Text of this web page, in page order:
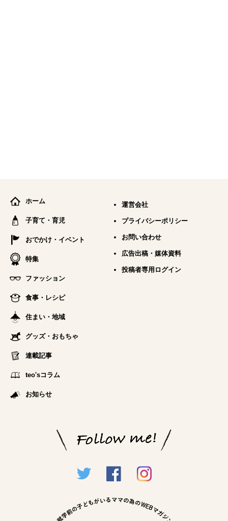
ホーム
子育て・育児
おでかけ・イベント
特集
ファッション
食事・レシピ
住まい・地域
グッズ・おもちゃ
連載記事
teo'sコラム
お知らせ
運営会社
プライバシーポリシー
お問い合わせ
広告出稿・媒体資料
投稿者専用ログイン